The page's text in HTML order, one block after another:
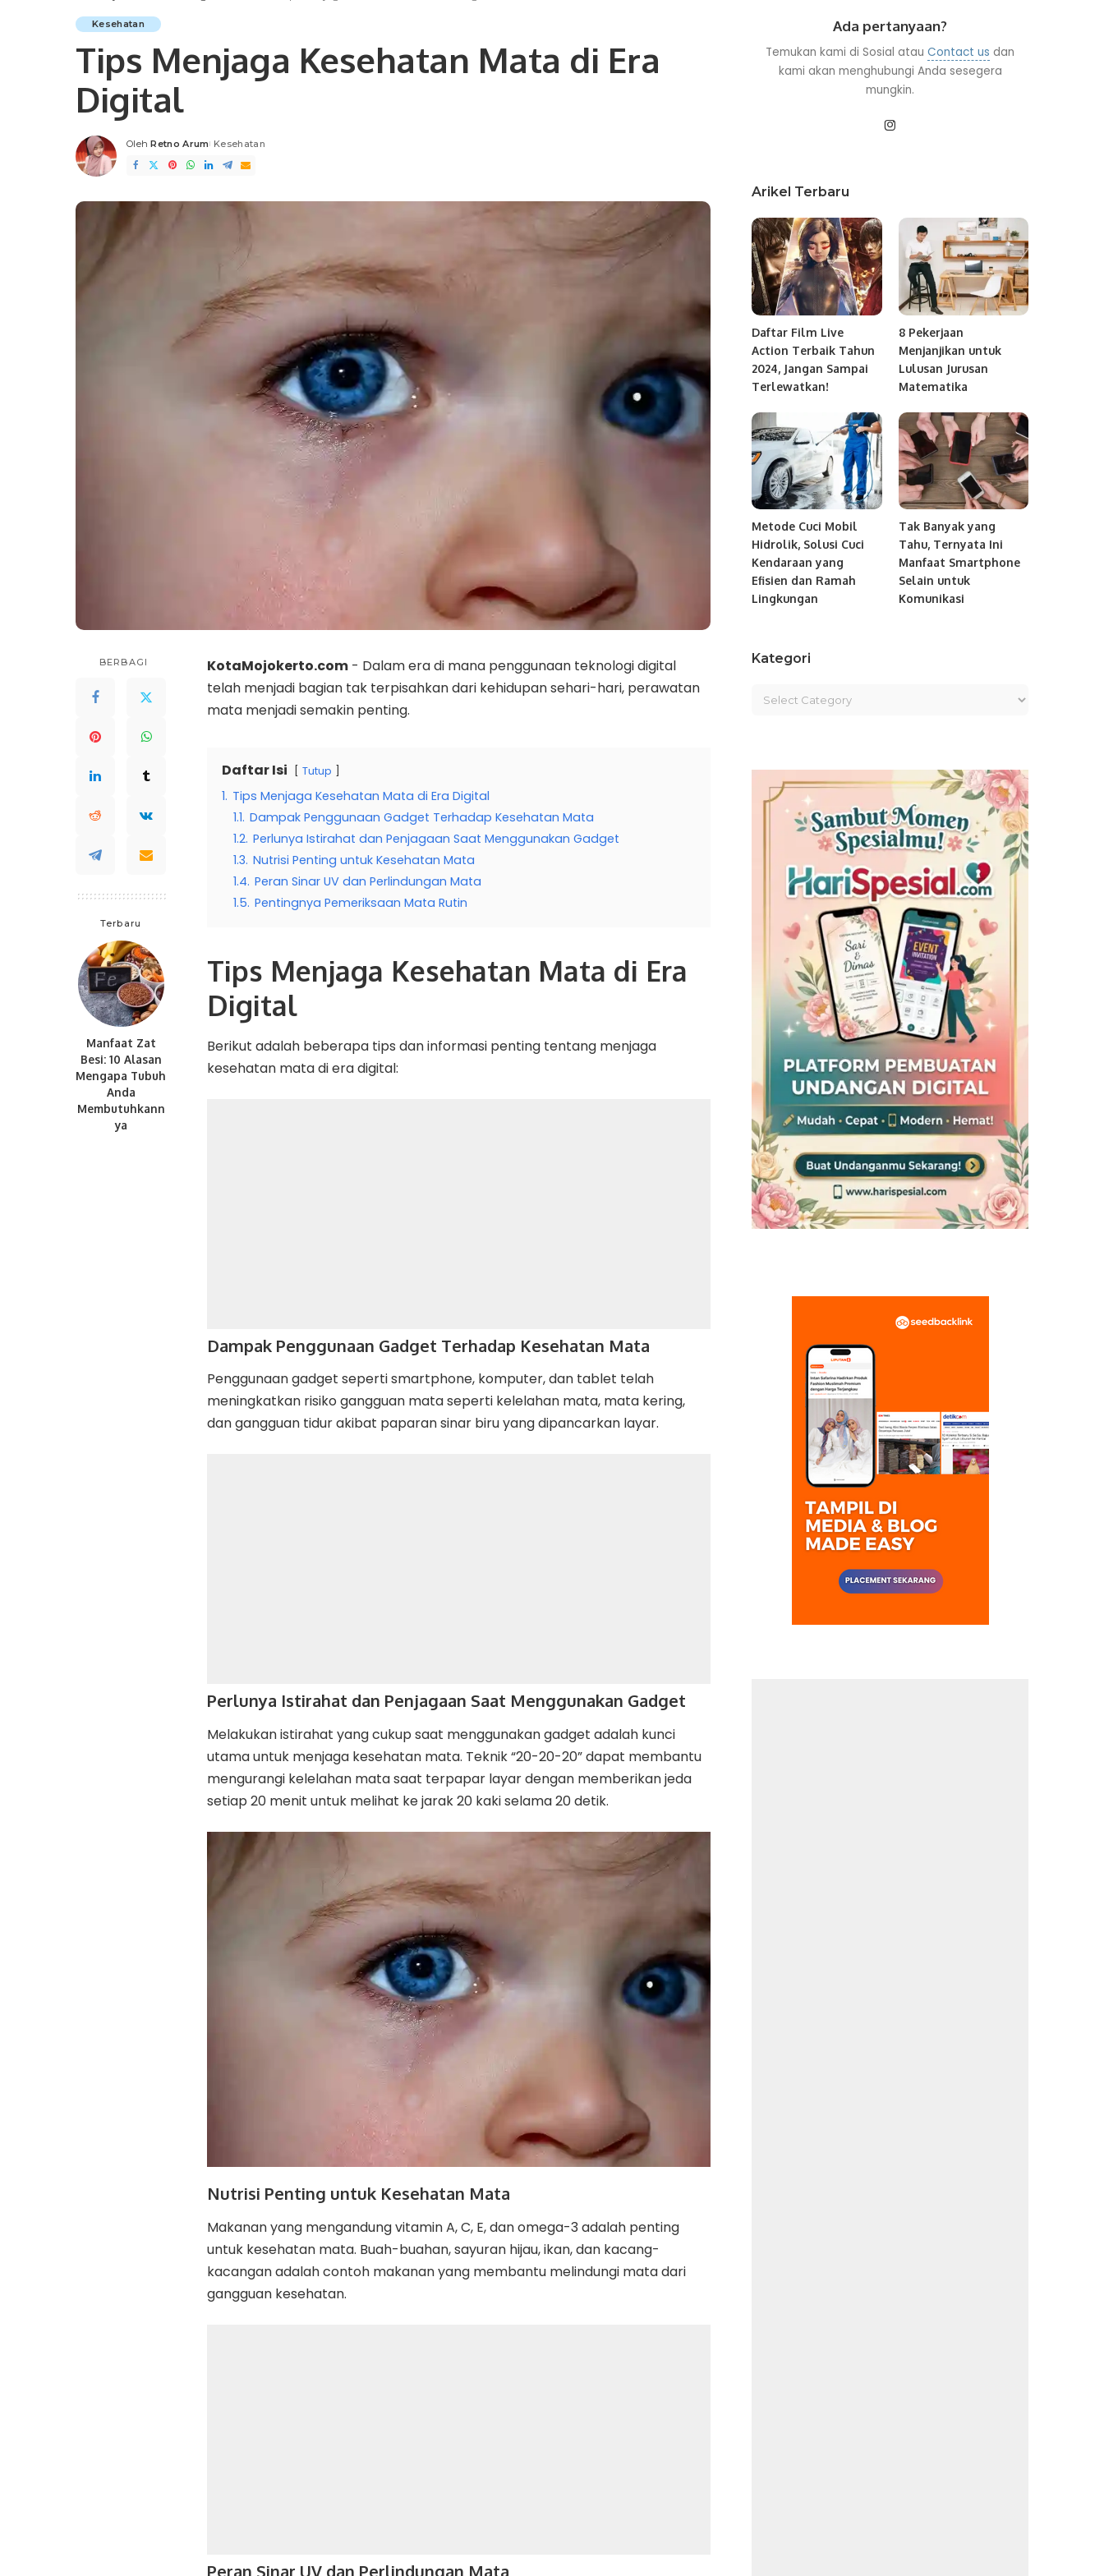
Kesehatan
Tips Menjaga Kesehatan Mata di Era
Digital
Posted
by
Oleh Retno Arum Kesehatan
BERBAGI
Terbaru
Manfaat Zat
Besi: 10 Alasan
Mengapa Tubuh
Anda
Membutuhkann
ya
KotaMojokerto.com - Dalam era di mana penggunaan teknologi digital
telah menjadi bagian tak terpisahkan dari kehidupan sehari-hari, perawatan
mata menjadi semakin penting.
Daftar Isi Tutup
1. Tips Menjaga Kesehatan Mata di Era Digital
1.1. Dampak Penggunaan Gadget Terhadap Kesehatan Mata
1.2. Perlunya Istirahat dan Penjagaan Saat Menggunakan Gadget
1.3. Nutrisi Penting untuk Kesehatan Mata
1.4. Peran Sinar UV dan Perlindungan Mata
1.5. Pentingnya Pemeriksaan Mata Rutin
Tips Menjaga Kesehatan Mata di Era
Digital
Berikut adalah beberapa tips dan informasi penting tentang menjaga
kesehatan mata di era digital:
Dampak Penggunaan Gadget Terhadap Kesehatan Mata
Penggunaan gadget seperti smartphone, komputer, dan tablet telah
meningkatkan risiko gangguan mata seperti kelelahan mata, mata kering,
dan gangguan tidur akibat paparan sinar biru yang dipancarkan layar.
Perlunya Istirahat dan Penjagaan Saat Menggunakan Gadget
Melakukan istirahat yang cukup saat menggunakan gadget adalah kunci
utama untuk menjaga kesehatan mata. Teknik “20-20-20” dapat membantu
mengurangi kelelahan mata saat terpapar layar dengan memberikan jeda
setiap 20 menit untuk melihat ke jarak 20 kaki selama 20 detik.
Nutrisi Penting untuk Kesehatan Mata
Makanan yang mengandung vitamin A, C, E, dan omega-3 adalah penting
untuk kesehatan mata. Buah-buahan, sayuran hijau, ikan, dan kacang-
kacangan adalah contoh makanan yang membantu melindungi mata dari
gangguan kesehatan.
Peran Sinar UV dan Perlindungan Mata
Ada pertanyaan?
Temukan kami di Sosial atauContact us dan
kami akan menghubungi Anda sesegera
mungkin.
Arikel Terbaru
Daftar Film Live
Action Terbaik Tahun
2024, Jangan Sampai
Terlewatkan!
8 Pekerjaan
Menjanjikan untuk
Lulusan Jurusan
Matematika
Metode Cuci Mobil
Hidrolik, Solusi Cuci
Kendaraan yang
Efisien dan Ramah
Lingkungan
Tak Banyak yang
Tahu, Ternyata Ini
Manfaat Smartphone
Selain untuk
Komunikasi
Kategori